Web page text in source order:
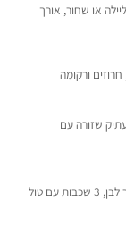
או שחור, אורך
שזורה עם
שמלת מעטפת לילדות עם כתפיות בצבע אפור לבן, 3 שכבות עם טול